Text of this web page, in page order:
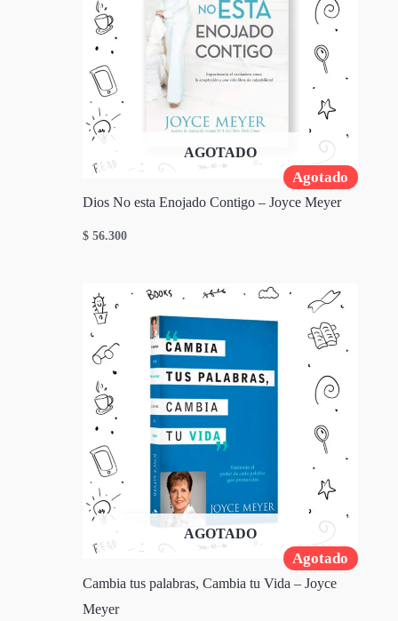
Agotado
AGOTADO
Dios No esta Enojado Contigo – Joyce Meyer
$ 56.300
Agotado
AGOTADO
Cambia tus palabras, Cambia tu Vida – Joyce
Meyer